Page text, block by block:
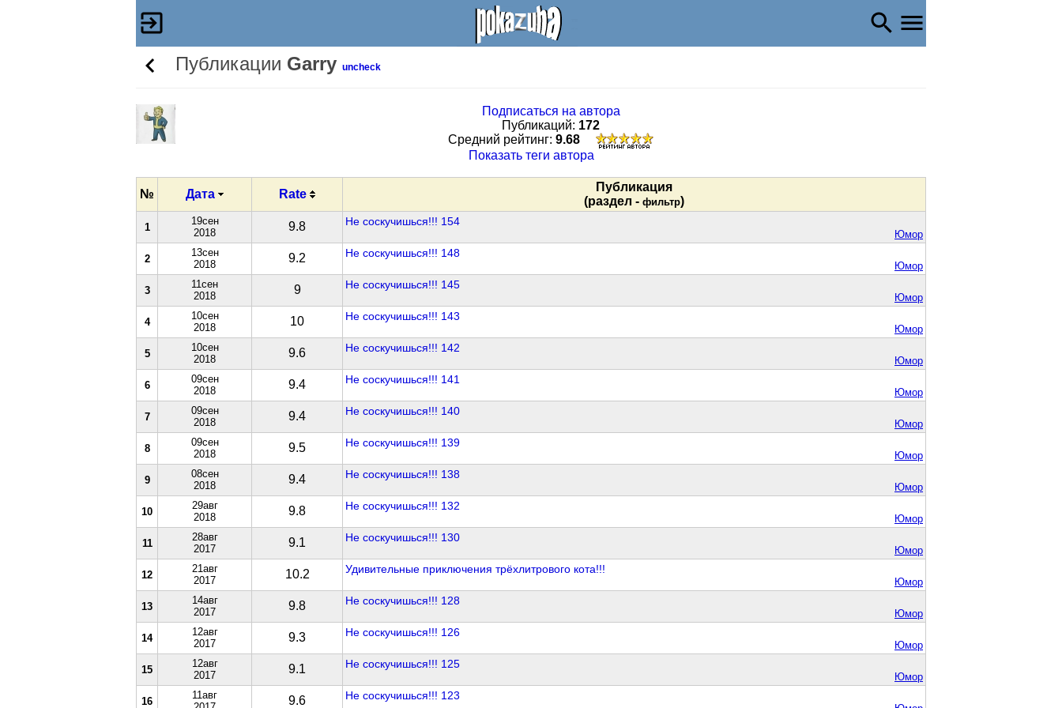
Публикации Garry uncheck
Подписаться на автора
Публикаций: 172
Cредний рейтинг: 9.68
Показать теги автора
№ Дата Rate
Публикация
(раздел - фильтр)
1
19сен
2018
9.8 Не соскучишься!!! 154
Юмор
2
13сен
2018
9.2 Не соскучишься!!! 148
Юмор
3
11сен
2018
9 Не соскучишься!!! 145
Юмор
4
10сен
2018
10 Не соскучишься!!! 143
Юмор
5
10сен
2018
9.6 Не соскучишься!!! 142
Юмор
6
09сен
2018
9.4 Не соскучишься!!! 141
Юмор
7
09сен
2018
9.4 Не соскучишься!!! 140
Юмор
8
09сен
2018
9.5 Не соскучишься!!! 139
Юмор
9
08сен
2018
9.4 Не соскучишься!!! 138
Юмор
10
29авг
2018
9.8 Не соскучишься!!! 132
Юмор
11
28авг
2017
9.1 Не соскучишься!!! 130
Юмор
12
21авг
2017
10.2 Удивительные приключения трёхлитрового кота!!!
Юмор
13
14авг
2017
9.8 Не соскучишься!!! 128
Юмор
14
12авг
2017
9.3 Не соскучишься!!! 126
Юмор
15
12авг
2017
9.1 Не соскучишься!!! 125
Юмор
16
11авг
9.6 Не соскучишься!!! 123